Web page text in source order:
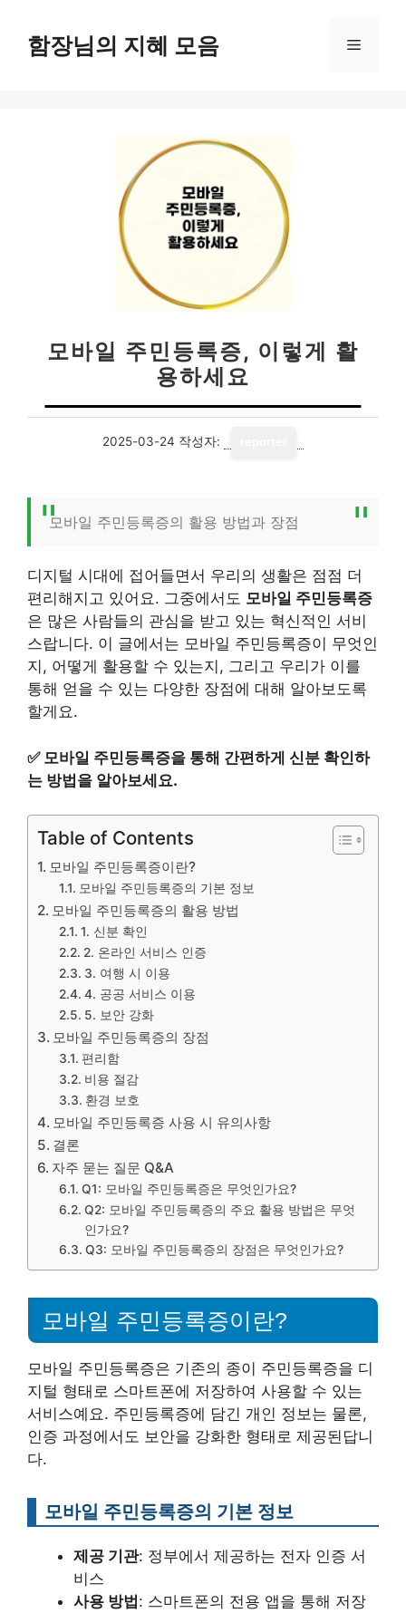
함장님의 지혜 모음 메
모바일 주민등록증, 이렇게 활
용하세요
2025-03-24 작성자:
모바일 주민등록증의 활용 방법과 장점
디지털 시대에 접어들면서 우리의 생활은 점점 더
편리해지고 있어요. 그중에서도 모바일 주민등록증
은 많은 사람들의 관심을 받고 있는 혁신적인 서비
스랍니다. 이 글에서는 모바일 주민등록증이 무엇인
지, 어떻게 활용할 수 있는지, 그리고 우리가 이를
통해 얻을 수 있는 다양한 장점에 대해 알아보도록
할게요.
✅ 모바일 주민등록증을 통해 간편하게 신분 확인하
는 방법을 알아보세요.
Table of Contents
모바일 주민등록증이란?
모바일 주민등록증의 기본 정보
모바일 주민등록증의 활용 방법
1. 신분 확인
2. 온라인 서비스 인증
3. 여행 시 이용
4. 공공 서비스 이용
5. 보안 강화
모바일 주민등록증의 장점
편리함
비용 절감
환경 보호
모바일 주민등록증 사용 시 유의사항
결론
자주 묻는 질문 Q&A
Q1: 모바일 주민등록증은 무엇인가요?
Q2: 모바일 주민등록증의 주요 활용 방법은 무엇
인가요?
Q3: 모바일 주민등록증의 장점은 무엇인가요?
모바일 주민등록증이란?
모바일 주민등록증은 기존의 종이 주민등록증을 디
지털 형태로 스마트폰에 저장하여 사용할 수 있는
서비스예요. 주민등록증에 담긴 개인 정보는 물론,
인증 과정에서도 보안을 강화한 형태로 제공된답니
다.
모바일 주민등록증의 기본 정보
제공 기관: 정부에서 제공하는 전자 인증 서
비스
사용 방법: 스마트폰의 전용 앱을 통해 저장